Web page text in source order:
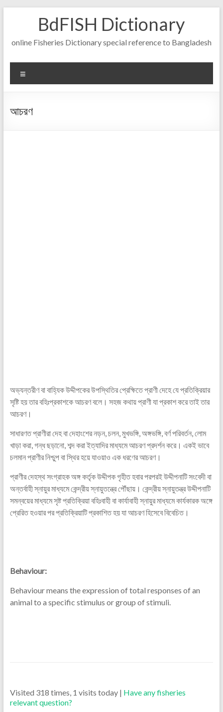
BdFISH Dictionary
online Fisheries Dictionary special reference to Bangladesh
আচরণ
অভ্যন্তরীণ বা বাহ্যিক উদ্দীপকের উপস্থিতির প্রেক্ষিতে প্রাণী দেহে যে প্রতিক্রিয়ার
সৃষ্টি হয় তার বহিঃপ্রকাশকে আচরণ বলে। সহজ কথায় প্রাণী যা প্রকাশ করে তাই তার
আচরণ।
সাধারণত প্রাণীরা দেহ বা দেহাংশের নড়ন, চলন, মুখভঙ্গি, অঙ্গভঙ্গি, বর্ণ পরিবর্তন, লোম
খাড়া করা, গন্ধ ছড়ানো, শব্দ করা ইত্যাদির মাধ্যমে আচরণ প্রদর্শন করে। একই ভাবে
চলমান প্রাণীর নিশ্চুপ বা স্থির হয়ে যাওয়াও এক ধরণের আচরণ।
প্রাণীর দেহস্থ সংগ্রাহক অঙ্গ কর্তৃক উদ্দীপক গৃহীত হবার পরপরই উদ্দীপনাটি সংবেদী বা
অন্তর্বাহী স্নায়ুর মাধ্যমে কেন্দ্রীয় স্নায়ুতন্ত্রে পৌঁছায়। কেন্দ্রীয় স্নায়ুতন্ত্র উদ্দীপনাটি
সমন্বয়ের মাধ্যমে সৃষ্ট প্রতিক্রিয়া বহিঃবাহী বা কার্যাবাহী স্নায়ুর মাধ্যমে কার্যকারক অঙ্গে
প্রেরিত হওয়ার পর প্রতিক্রিয়াটি প্রকাশিত হয় যা আচরণ হিসেবে বিবেচিত।
Behaviour:
Behaviour means the expression of total responses of an
animal to a specific stimulus or group of stimuli.
Visited 318 times, 1 visits today | Have any fisheries
relevant question?